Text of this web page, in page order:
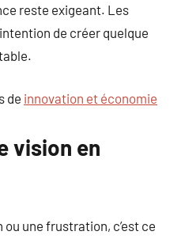
reste exigeant. Les
de créer quelque
de innovation et économie
vision en
ou une frustration, c’est ce